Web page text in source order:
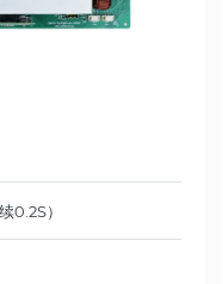
0.2S）